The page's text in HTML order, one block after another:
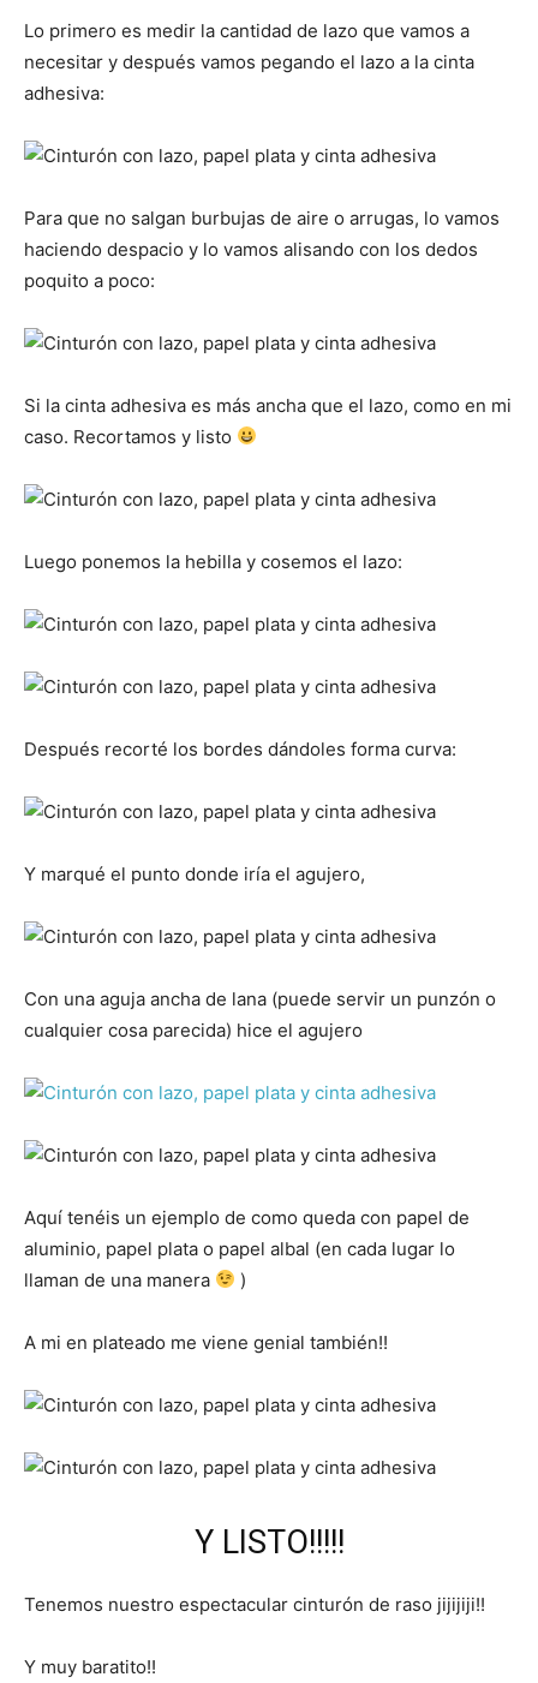
Lo primero es medir la cantidad de lazo que vamos a
necesitar y después vamos pegando el lazo a la cinta
adhesiva:
Para que no salgan burbujas de aire o arrugas, lo vamos
haciendo despacio y lo vamos alisando con los dedos
poquito a poco:
Si la cinta adhesiva es más ancha que el lazo, como en mi
caso. Recortamos y listo
Luego ponemos la hebilla y cosemos el lazo:
Después recorté los bordes dándoles forma curva:
Y marqué el punto donde iría el agujero,
Con una aguja ancha de lana (puede servir un punzón o
cualquier cosa parecida) hice el agujero
Aquí tenéis un ejemplo de como queda con papel de
aluminio, papel plata o papel albal (en cada lugar lo
llaman de una manera
)
A mi en plateado me viene genial también!!
Y LISTO!!!!!
Tenemos nuestro espectacular cinturón de raso jijijiji!!
Y muy baratito!!